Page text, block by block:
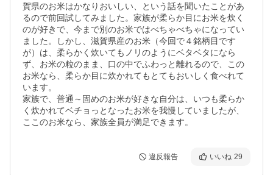
賀県のお米はかなりおいしい、という話を聞いたことがあ
るので前回試してみました。家族が柔らか目にお米を炊く
のが好きで、今まで別のお米ではべちゃべちゃになってい
ました。しかし、滋賀県産のお米（今回で４銘柄目です
が）は、柔らかく炊いてもノリのようにベタベタになら
ず、お米の粒のまま、口の中でふわっと離れるので、この
お米なら、柔らか目に炊かれてもとてもおいしく食べれて
います。
家族で、普通～固めのお米が好きな自分は、いつも柔らか
く炊かれてベチョっとなったお米を我慢していましたが、
ここのお米なら、家族全員が満足できます。
違反報告 いいね 29